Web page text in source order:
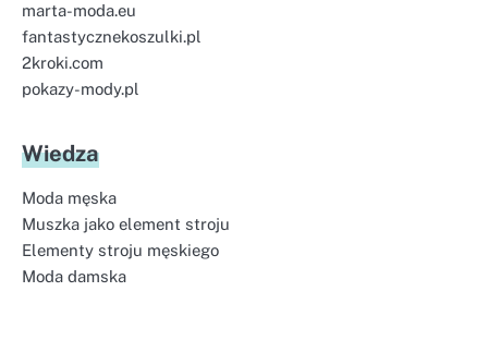
marta-moda.eu
fantastycznekoszulki.pl
2kroki.com
pokazy-mody.pl
Wiedza
Moda męska
Muszka jako element stroju
Elementy stroju męskiego
Moda damska